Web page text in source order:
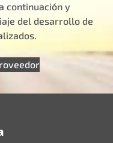
continuación y
del desarrollo de